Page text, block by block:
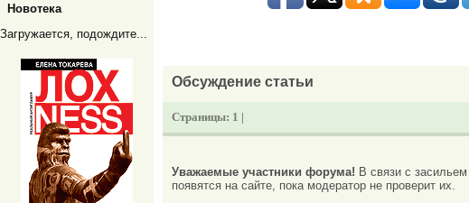
Обсуждение статьи
Страницы: 1 |
Уважаемые участники форума! В связи с
появятся на сайте, пока модератор не проверит их.
Новотека
Загружается, подождите...